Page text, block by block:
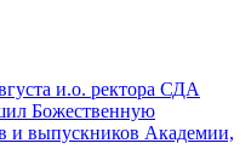
и.о. ректора СДА
Божественную
и выпускников Академии,